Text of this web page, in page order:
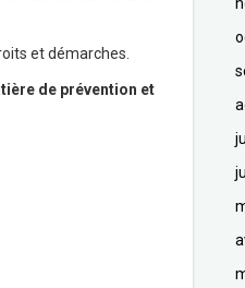
et démarches.
de prévention et